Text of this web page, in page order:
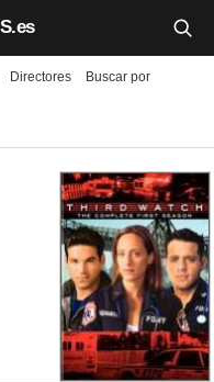
Directores
Buscar por